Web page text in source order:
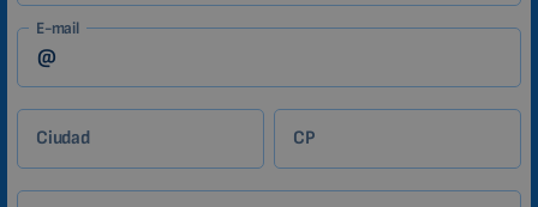
E-mail
Ciudad CP